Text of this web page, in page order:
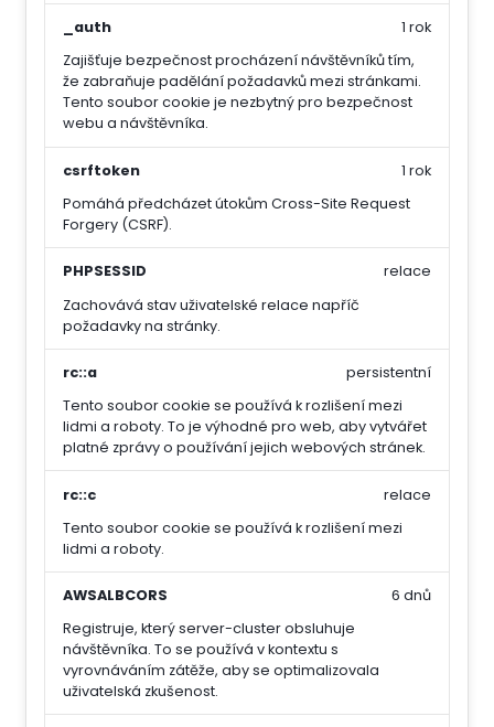
_auth
Zajišťuje bezpečnost procházení návštěvníků tím,
že zabraňuje padělání požadavků mezi stránkami.
Tento soubor cookie je nezbytný pro bezpečnost
webu a návštěvníka.
1 rok
csrftoken
Pomáhá předcházet útokům Cross-Site Request
Forgery (CSRF).
1 rok
PHPSESSID
Zachovává stav uživatelské relace napříč
požadavky na stránky.
relace
rc::a
Tento soubor cookie se používá k rozlišení mezi
lidmi a roboty. To je výhodné pro web, aby vytvářet
platné zprávy o používání jejich webových stránek.
persistentní
rc::c
Tento soubor cookie se používá k rozlišení mezi
lidmi a roboty.
relace
AWSALBCORS
Registruje, který server-cluster obsluhuje
návštěvníka. To se používá v kontextu s
vyrovnáváním zátěže, aby se optimalizovala
uživatelská zkušenost.
6 dnů